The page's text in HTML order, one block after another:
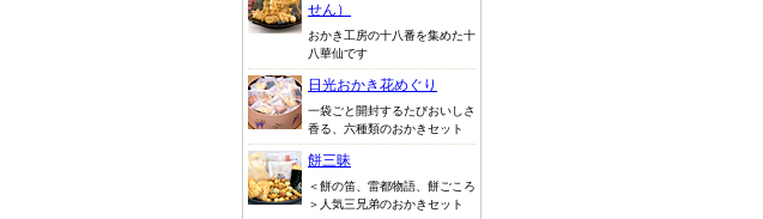
せん）
おかき工房の十八番を集めた十
八華仙です
日光おかき花めぐり
一袋ごと開封するたびおいしさ
香る、六種類のおかきセット
餅三昧
＜餅の笛、雷都物語、餅ごころ
＞人気三兄弟のおかきセット